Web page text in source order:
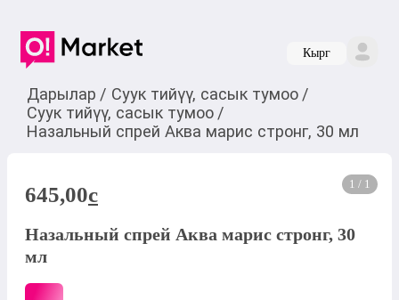
Кырг
Дарылар / Суук тийүү, сасык тумоо /
Суук тийүү, сасык тумоо /
Назальный спрей Аква марис стронг, 30 мл
1 / 1
645,00c
Назальный спрей Аква марис стронг, 30
мл